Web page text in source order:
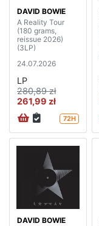
DAVID BOWIE
A Reality Tour
(180 grams,
reissue 2026)
(3LP)
24.07.2026
LP
280,89 zł
261,99 zł
72H
DAVID BOWIE